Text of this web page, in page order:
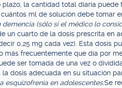
la cantidad total diaria puede
ml de solución debe tomar
(sólo si el médico lo
un cuarto de la dosis prescrita en
0,25 mg cada vez). Esta dosis
frecuentemente que día por
ser tomada de una vez o
dosis adecuada en su situación
esquizofrenia en adolescentes:Se